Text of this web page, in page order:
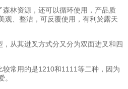
森林资源，还可以循环使用，产品质
观、整洁，可反覆使用，有利於露天
从其进叉方式分又分为双面进叉和四
较常用的是1210和1111等二种，因为